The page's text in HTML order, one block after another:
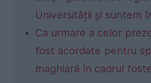
Universității și suntem
Ca urmare a celor
fost acordate pentru
maghiară în cadrul